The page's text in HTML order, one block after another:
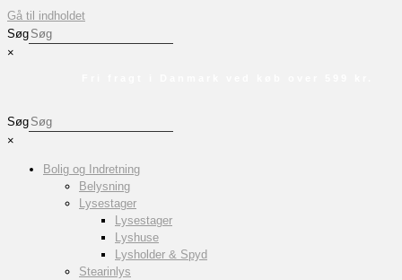
Gå til indholdet
Søg
×
Søg
×
Bolig og Indretning
Belysning
Lysestager
Lysestager
Lyshuse
Lysholder & Spyd
Stearinlys